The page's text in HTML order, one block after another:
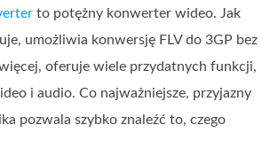
to potężny konwerter wideo. Jak
umożliwia konwersję FLV do 3GP bez
oferuje wiele przydatnych funkcji,
i audio. Co najważniejsze, przyjazny
pozwala szybko znaleźć to, czego